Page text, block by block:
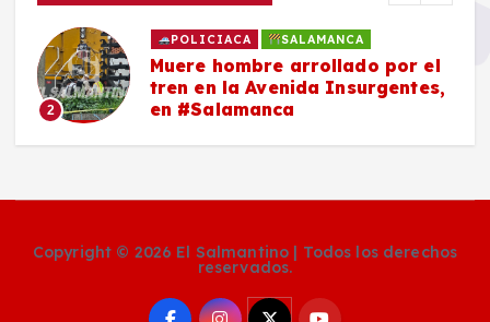
2
POLICIACA SALAMANCA
Muere hombre arrollado por el
tren en la Avenida Insurgentes,
en #Salamanca
Copyright © 2026 El Salmantino | Todos los derechos
reservados.